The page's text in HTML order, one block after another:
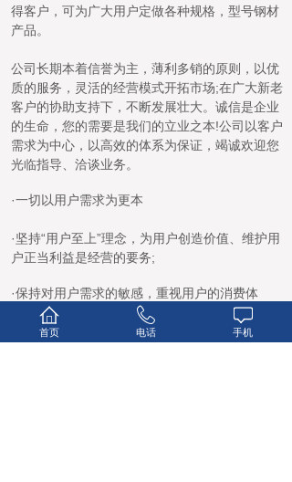
得客户，可为广大用户定做各种规格，型号钢材
产品。
公司长期本着信誉为主，薄利多销的原则，以优
质的服务，灵活的经营模式开拓市场;在广大新老
客户的协助支持下，不断发展壮大。诚信是企业
的生命，您的需要是我们的立业之本!公司以客户
需求为中心，以高效的体系为保证，竭诚欢迎您
光临指导、洽谈业务。
·一切以用户需求为更本
·坚持“用户至上”理念，为用户创造价值、维护用
户正当利益是经营的要务;
·保持对用户需求的敏感，重视用户的消费体
验，服务水平适当超出用户的期望;
首页 电话 手机